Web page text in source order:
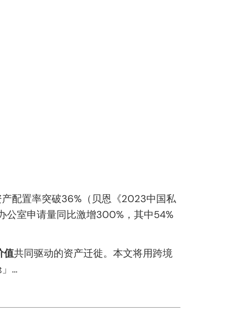
配置率突破36%（贝恩《2023中国私
公室申请量同比激增300%，其中54%
值共同驱动的资产迁徙。本文将用跨境
…